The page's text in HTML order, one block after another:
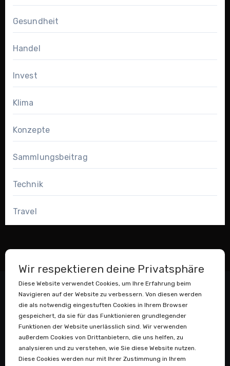
Gesundheit
Handel
Invest
Klima
Konzepte
Sammlungsbeitrag
Technik
Travel
Datenstaubsauger
Wir respektieren deine Privatsphäre
Diese Website verwendet Cookies, um Ihre Erfahrung beim
Navigieren auf der Website zu verbessern. Von diesen werden
die als notwendig eingestuften Cookies in Ihrem Browser
gespeichert, da sie für das Funktionieren grundlegender
Funktionen der Website unerlässlich sind. Wir verwenden
außerdem Cookies von Drittanbietern, die uns helfen, zu
analysieren und zu verstehen, wie Sie diese Website nutzen.
Diese Cookies werden nur mit Ihrer Zustimmung in Ihrem